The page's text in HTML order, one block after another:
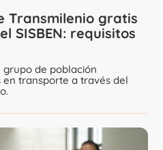
Transmilenio gratis
SISBEN: requisitos
de población
transporte a través del